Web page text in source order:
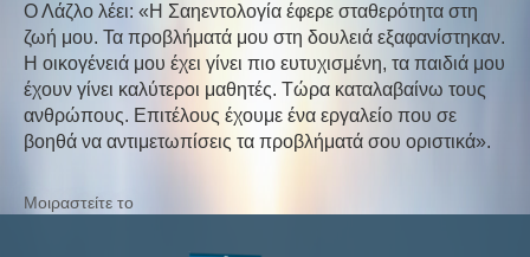
Ο Λάζλο λέει: «Η Σαηεντολογία έφερε σταθερότητα στη
ζωή μου. Τα προβλήματά μου στη δουλειά εξαφανίστηκαν.
Η οικογένειά μου έχει γίνει πιο ευτυχισμένη, τα παιδιά μου
έχουν γίνει καλύτεροι μαθητές. Τώρα καταλαβαίνω τους
ανθρώπους. Επιτέλους έχουμε ένα εργαλείο που σε
βοηθά να αντιμετωπίσεις τα προβλήματά σου οριστικά».
Μοιραστείτε το